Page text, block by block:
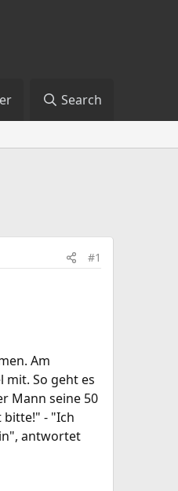
Search
#1
Am
mit. So geht es
Mann seine 50
bitte!" - "Ich
antwortet